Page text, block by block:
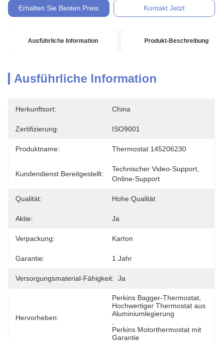
Erhalten Sie Besten Preis Kontakt Jetzt
Ausführliche Information Produkt-Beschreibung
Ausführliche Information
Herkunftsort: China
Zertifizierung: ISO9001
Produktname: Thermostat 145206230
Kundendienst Bereitgestellt:
Technischer Video-Support,
Online-Support
Qualität: Hohe Qualität
Aktie: Ja
Verpackung: Karton
Garantie: 1 Jahr
Versorgungsmaterial-Fähigkeit: Ja
Hervorheben:
Perkins Bagger-Thermostat
Hochwertiger Thermostat aus
Aluminiumlegierung
Perkins Motorthermostat mit
Garantie